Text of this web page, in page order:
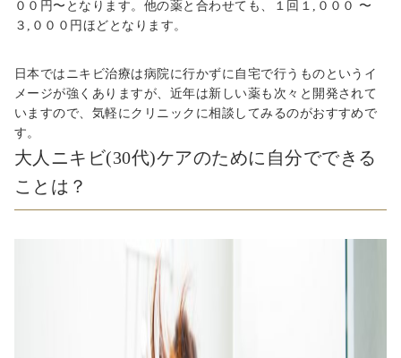
００ 円〜となります。他の薬と合わせても、１回 １,０００ 〜
３,０００ 円ほどとなります。
日本ではニキビ治療は病院に行かずに自宅で行うものというイ
メージが強くありますが、近年は新しい薬も次々と開発されて
いますので、気軽にクリニックに相談してみるのがおすすめで
す。
大人ニキビ(30代)ケアのために自分でできる
ことは？